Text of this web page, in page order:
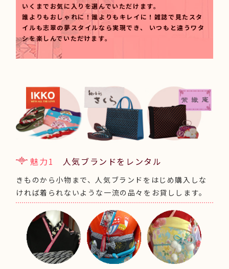
いくまでお気に入りを選んでいただけます。
誰よりもおしゃれに！誰よりもキレイに！雑誌で見たスタ
イルも志翠の夢スタイルなら実現でき、
いつもと違うワタ
シを楽しんでいただけます。
魅力1 人気ブランドをレンタル
きものから小物まで、人気ブランドをはじめ購入しな
ければ着られないような一流の品々をお貸しします。